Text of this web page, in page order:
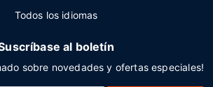
Todos los idiomas
al boletín
sobre novedades y ofertas especiales!